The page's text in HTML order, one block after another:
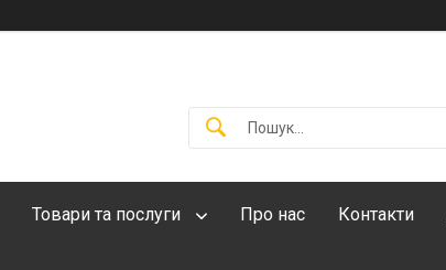
Товари та послуги Про нас Контакти